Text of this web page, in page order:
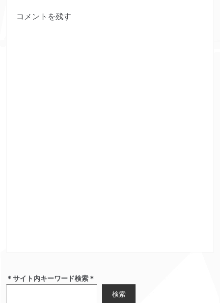
コメントを残す
＊サイト内キーワード検索＊
検索